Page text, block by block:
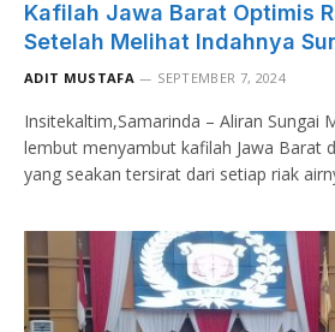
Kafilah Jawa Barat Optimis
Setelah Melihat Indahnya
ADIT MUSTAFA SEPTEMBER 7, 2024
Insitekaltim,Samarinda – Aliran Sungai
lembut menyambut kafilah Jawa Barat
yang seakan tersirat dari setiap riak